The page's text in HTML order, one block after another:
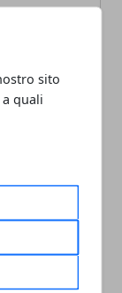
sito
quali